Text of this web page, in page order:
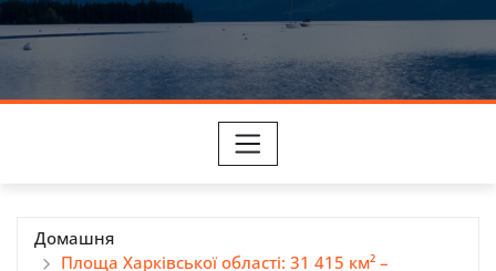
Домашня
Площа Харківської області: 31 415 км² –